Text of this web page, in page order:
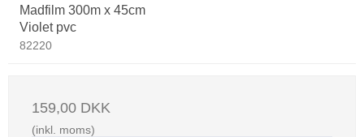
Madfilm 300m x 45cm
Violet pvc
82220
159,00 DKK
(inkl. moms)